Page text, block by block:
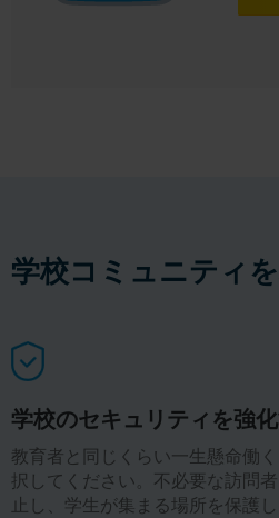
学校コミュニティ
学校のセキュリティを強
教育者と同じくらい一生懸命働
択してください。不必要な訪問
止し、学生が集まる場所を保護し